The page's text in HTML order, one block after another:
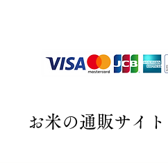
お米の通販サイト